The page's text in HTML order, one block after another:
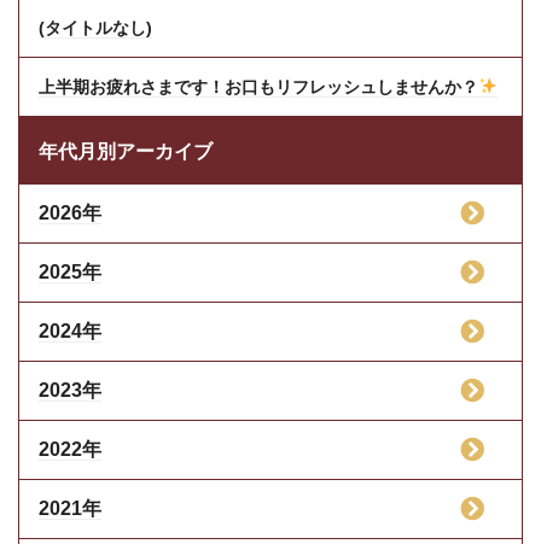
(タイトルなし)
上半期お疲れさまです！お口もリフレッシュしませんか？
年代月別アーカイブ
2026年
2025年
2024年
2023年
2022年
2021年